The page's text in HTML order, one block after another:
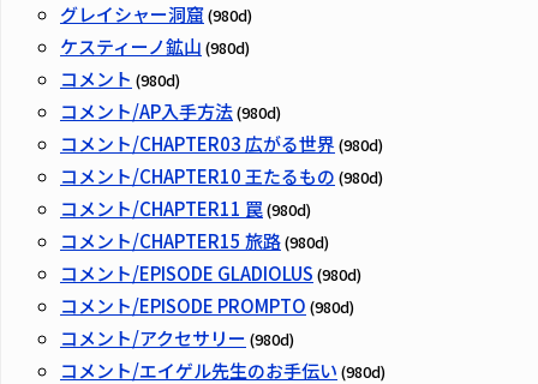
グレイシャー洞窟(980d)
ケスティーノ鉱山 (980d)
コメント (980d)
コメント/AP入手方法(980d)
コメント/CHAPTER03 広がる世界 (980d)
コメント/CHAPTER10 王たるもの (980d)
コメント/CHAPTER11 罠(980d)
コメント/CHAPTER15 旅路(980d)
コメント/EPISODE GLADIOLUS (980d)
コメント/EPISODE PROMPTO (980d)
コメント/アクセサリー (980d)
コメント/エイゲル先生のお手伝い (980d)